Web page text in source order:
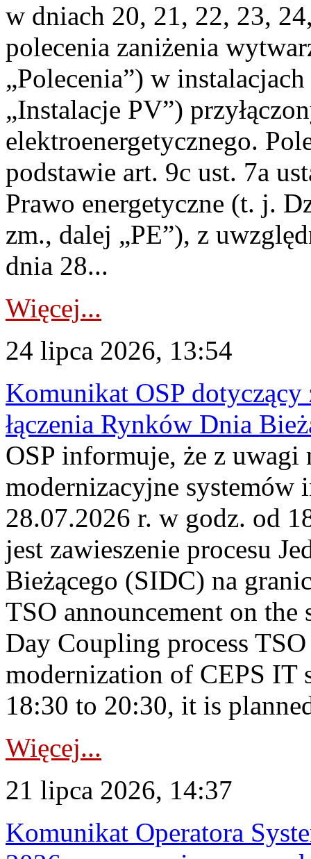
w dniach 20, 21, 22, 23,
polecenia zaniżenia
„Polecenia”) w
„Instalacje PV”)
elektroenergetycznego.
podstawie art. 9c ust. 7a
Prawo energetyczne (t. j.
zm., dalej „PE”), z
dnia 28...
Więcej...
24 lipca 2026, 13:54
Komunikat OSP dotyczący
łączenia Rynków Dnia
OSP informuje, że z uwagi
modernizacyjne
28.07.2026 r. w godz. od
jest zawieszenie procesu
Bieżącego (SIDC) na
TSO announcement on
Day Coupling process
modernization of CEPS IT
18:30 to 20:30, it is
Więcej...
21 lipca 2026, 14:37
Komunikat Operatora